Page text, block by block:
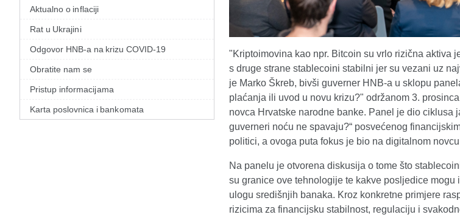
Aktualno o inflaciji
Rat u Ukrajini
Odgovor HNB-a na krizu COVID-19
Obratite nam se
Pristup informacijama
Karta poslovnica i bankomata
"Kriptoimovina kao npr. Bitcoin su vrlo rizična aktiva
s druge strane stablecoini stabilni jer su vezani uz
je Marko Škreb, bivši guverner HNB-a u sklopu
plaćanja ili uvod u novu krizu?" održanom 3.
novca Hrvatske narodne banke. Panel je dio ciklusa
guverneri noću ne spavaju?“ posvećenog
politici, a ovoga puta fokus je bio na digitalnom
Na panelu je otvorena diskusija o tome što
su granice ove tehnologije te kakve posljedice mogu
ulogu središnjih banaka. Kroz konkretne primjere
rizicima za financijsku stabilnost, regulaciju i